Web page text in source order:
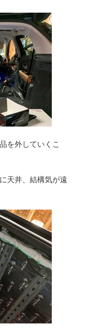
を外していくこ
天井、結構気が遠